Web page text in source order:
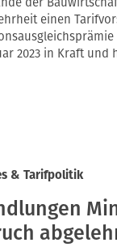
einen
2023 in Kraft und
& Tarifpolitik